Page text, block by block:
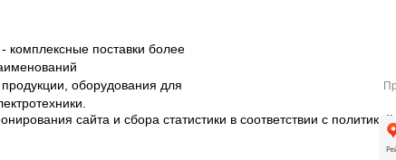
поставки более
оборудования для
сайта и сбора статистики в соответствии с